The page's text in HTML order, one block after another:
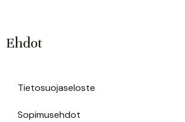
Ehdot
Tietosuojaseloste
Sopimusehdot